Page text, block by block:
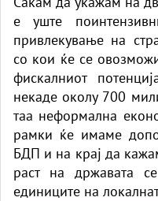
е уште
привлекување на
со кои ќе се
фискалниот
некаде околу 700
таа неформална
рамки ќе имаме
БДП и на крај да
раст на државата
единиците на